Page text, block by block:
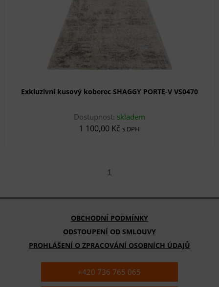
Exkluzivní kusový koberec SHAGGY PORTE-V VS0470
Dostupnost: skladem
1 100,00 Kč s DPH
1
OBCHODNÍ PODMÍNKY
ODSTOUPENÍ OD SMLOUVY
PROHLÁŠENÍ O ZPRACOVÁNÍ OSOBNÍCH ÚDAJŮ
+420 736 765 065